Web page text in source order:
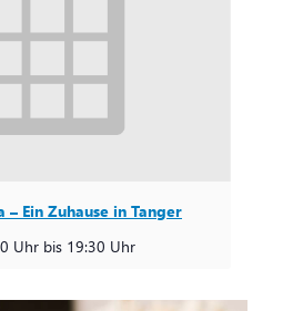
Ein Zuhause in Tanger
Uhr bis 19:30 Uhr